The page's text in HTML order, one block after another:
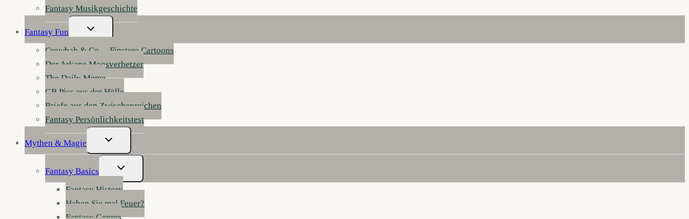
Fantasy Musikgeschichte
Fantasy Fun
Untermenü
Umschalten
Crowbah & Co. – Finstere Cartoons
Der Arkane Moosverhetzer
The Daily Meme
GB Pics aus der Hölle
Briefe aus den Zwischenreichen
Fantasy Persönlichkeitstest
Mythen & Magie
Untermenü
Umschalten
Fantasy Basics
Untermenü
Umschalten
Fantasy History
Haben Sie mal Feuer?